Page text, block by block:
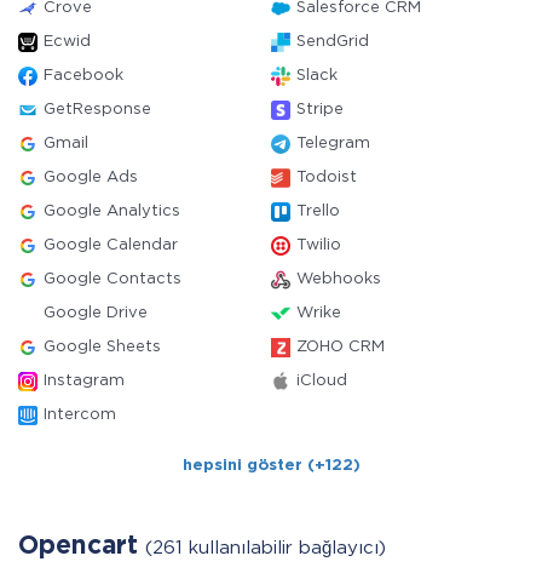
Crove Salesforce CRM
Ecwid SendGrid
Facebook Slack
GetResponse Stripe
Gmail Telegram
Google Ads Todoist
Google Analytics Trello
Google Calendar Twilio
Google Contacts Webhooks
Google Drive Wrike
Google Sheets ZOHO CRM
Instagram iCloud
Intercom
hepsini göster (+122)
Opencart (261 kullanılabilir bağlayıcı)